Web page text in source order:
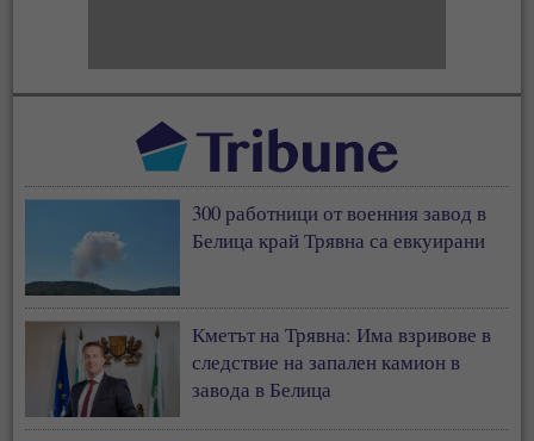
300 работници от военния завод в
Белица край Трявна са евкуирани
Кметът на Трявна: Има взривове в
следствие на запален камион в
завода в Белица